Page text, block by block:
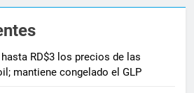
RD$3 los precios de las
mantiene congelado el GLP